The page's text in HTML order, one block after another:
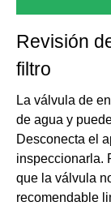
Revisión
filtro
La válvula de
de agua y
Desconecta el
inspeccionarla.
que la válvula
recomendable